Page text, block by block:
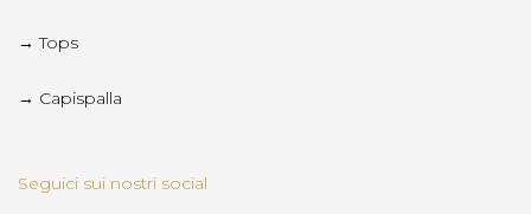
→ Tops
→ Capispalla
Seguici sui nostri social